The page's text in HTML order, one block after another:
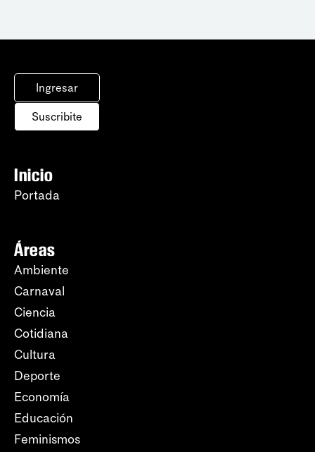
Ingresar
Suscribite
Inicio
Portada
Áreas
Ambiente
Carnaval
Ciencia
Cotidiana
Cultura
Deporte
Economía
Educación
Feminismos